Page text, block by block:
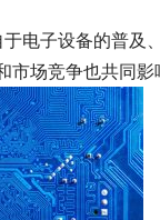
电子设备的普及
场竞争也共同影